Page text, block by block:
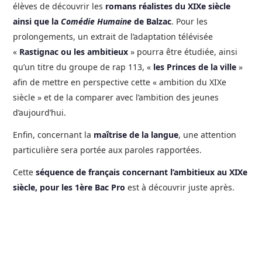
élèves de découvrir les romans réalistes du XIXe siècle
ainsi que laComédie Humaine de Balzac. Pour les
prolongements, un extrait de l’adaptation télévisée
« Rastignac ou les ambitieux » pourra être étudiée, ainsi
qu’un titre du groupe de rap 113, « les Princes de la ville »
afin de mettre en perspective cette « ambition du XIXe
siècle » et de la comparer avec l’ambition des jeunes
d’aujourd’hui.
Enfin, concernant la maîtrise de la langue, une attention
particulière sera portée aux paroles rapportées.
Cetteséquence de français concernant l’ambitieux au XIXe
siècle, pour les 1ère Bac Pro est à découvrir juste après.